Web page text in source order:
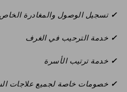
✓تسجيل الوصول والمغادرة
✓خدمة الترحيب في الغرف
✓خدمة ترتيب الأسرة
✓خصومات خاصة لجميع علاجات